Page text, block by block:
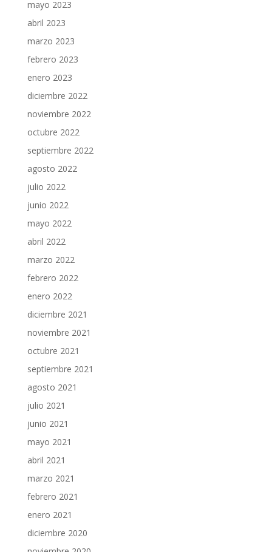
mayo 2023
abril 2023
marzo 2023
febrero 2023
enero 2023
diciembre 2022
noviembre 2022
octubre 2022
septiembre 2022
agosto 2022
julio 2022
junio 2022
mayo 2022
abril 2022
marzo 2022
febrero 2022
enero 2022
diciembre 2021
noviembre 2021
octubre 2021
septiembre 2021
agosto 2021
julio 2021
junio 2021
mayo 2021
abril 2021
marzo 2021
febrero 2021
enero 2021
diciembre 2020